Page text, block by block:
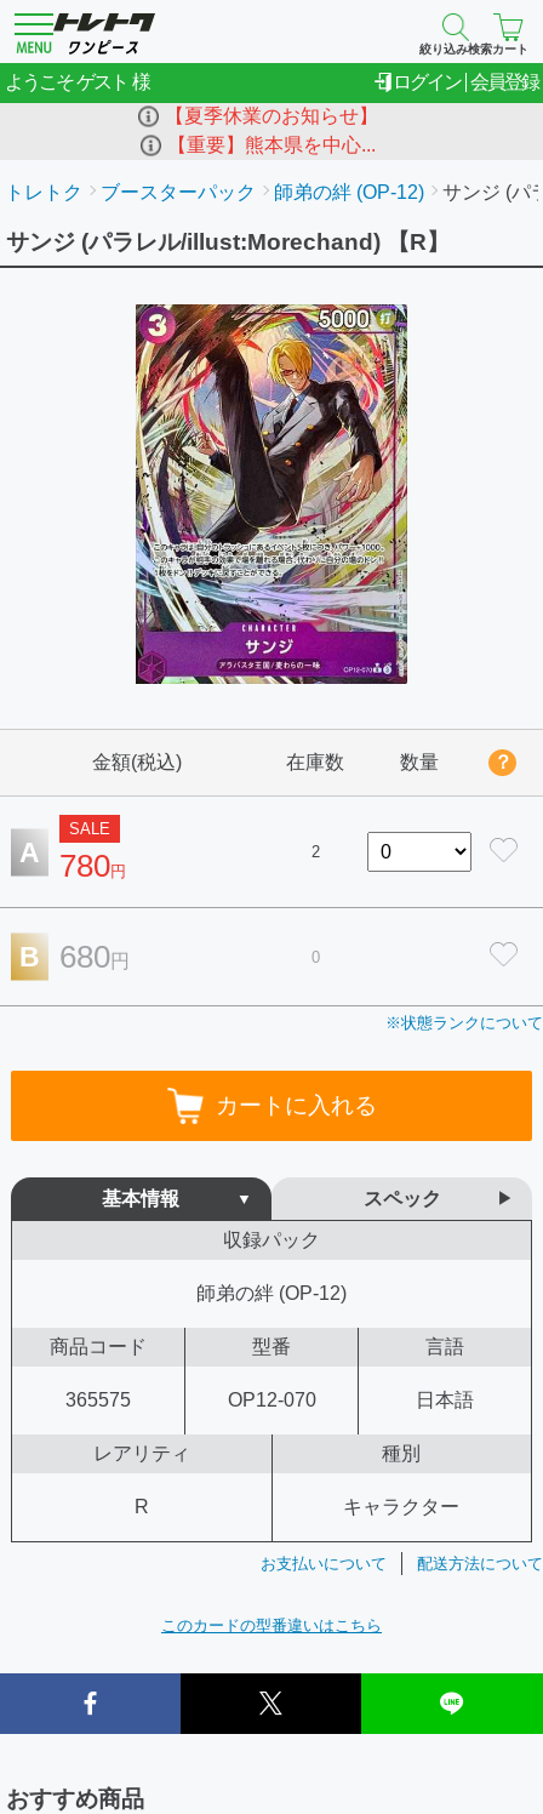
絞り込み検索カート
ようこそゲスト ログイン 会員登録
【夏季休業のお知らせ】
【重要】熊本県を中心...
トレトク ブースターパック 師弟の絆 (OP-12) サンジ (パ
サンジ (パラレル/illust:Morechand) 【R】
金額(税込) 在庫数 数量 ？
A 780円
SALE
2
B 680円 0
※状態ランクについて
カートに入れる
基本情報
スペック
収録パック
師弟の絆 (OP-12)
商品コード 型番 言語
365575 OP12-070 日本語
レアリティ 種別
R キャラクター
お支払いについて 配送方法について
このカードの型番違いはこちら
おすすめ商品